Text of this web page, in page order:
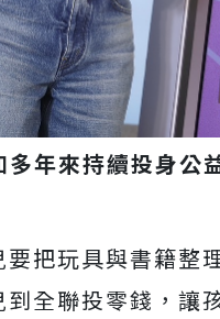
年來持續投身公
把玩具與書籍整
全聯投零錢，讓